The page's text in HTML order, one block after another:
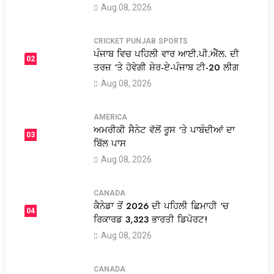
Aug 08, 2026
02
CRICKET PUNJAB SPORTS
ਪੰਜਾਬ ਵਿਚ ਪਹਿਲੀ ਵਾਰ ਆਈ.ਪੀ.ਐੱਲ. ਦੀ
ਤਰਜ਼ ‘ਤੇ ਹੋਵੇਗੀ ਸ਼ੇਰ-ਏ-ਪੰਜਾਬ ਟੀ-20 ਲੀਗ
Aug 08, 2026
03
AMERICA
ਅਮਰੀਕੀ ਸੈਨੇਟ ਵੱਲੋਂ ਰੂਸ ‘ਤੇ ਪਾਬੰਦੀਆਂ ਦਾ
ਬਿੱਲ ਪਾਸ
Aug 08, 2026
04
CANADA
ਕੈਨੇਡਾ ਤੋਂ 2026 ਦੀ ਪਹਿਲੀ ਛਿਮਾਹੀ ‘ਚ
ਰਿਕਾਰਡ 3,323 ਭਾਰਤੀ ਡਿਪੋਰਟ!
Aug 08, 2026
CANADA